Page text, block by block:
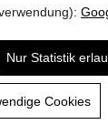
Nur Statistik
Cookies